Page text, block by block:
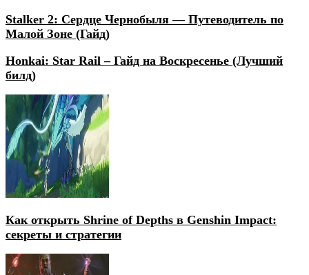
Stalker 2: Сердце Чернобыля — Путеводитель по
Малой Зоне (Гайд)
Honkai: Star Rail – Гайд на Воскресенье (Лучший
билд)
Как открыть Shrine of Depths в Genshin Impact:
секреты и стратегии